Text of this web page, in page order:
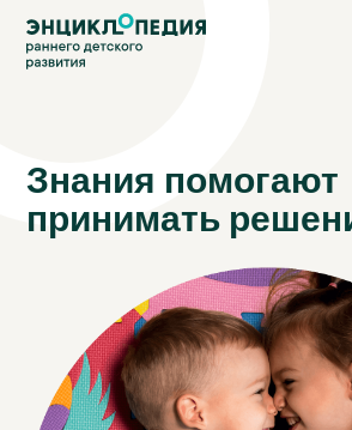
Перейти
основному
Энциклопедия раннего детского
Знания помогают
принимать